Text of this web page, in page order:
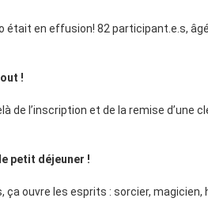
était en effusion! 82 participant.e.s,
!
de l’inscription et de la remise d’une
petit déjeuner !
ça ouvre les esprits : sorcier,